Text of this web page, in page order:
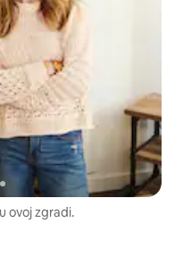
ovoj zgradi.